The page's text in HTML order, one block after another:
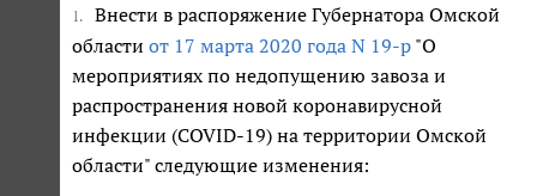
1.
Внести в распоряжение Губернатора Омской
области от 17 марта 2020 года N 19-р "О
мероприятиях по недопущению завоза и
распространения новой коронавирусной
инфекции (COVID-19) на территории Омской
области" следующие изменения: